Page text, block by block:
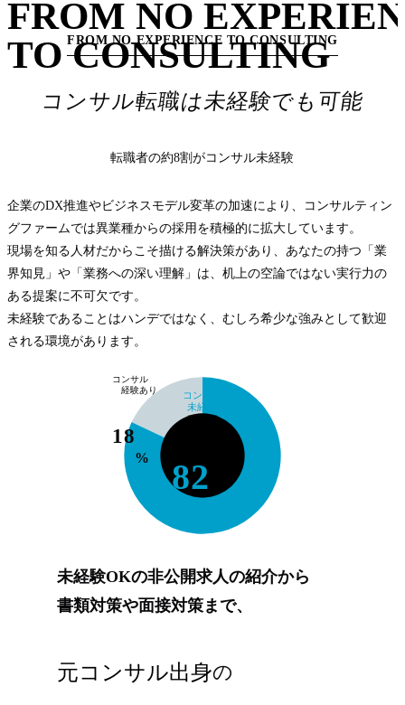
FROM NO
TO CONSULTING
FROM NO EXPERIENCE TO CONSULTING
コンサル転職は未経験でも可能
転職者の約8割がコンサル未経験
企業のDX推進やビジネスモデル変革の加速により、コンサルティン
グファームでは異業種からの採用を積極的に拡大しています。
現場を知る人材だからこそ描ける解決策があり、あなたの持つ「業
界知見」や「業務への深い理解」は、机上の空論ではない実行力の
ある提案に不可欠です。
未経験であることはハンデではなく、むしろ希少な強みとして歓迎
される環境があります。
コンサル
未経験
82
コンサル
経験あり
18
%
未経験OKの非公開求人の紹介から
書類対策や面接対策まで、
元コンサル出身の